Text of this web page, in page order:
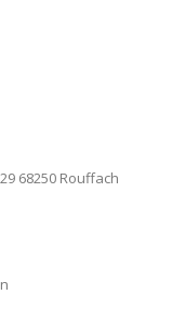
29 68250 Rouffach